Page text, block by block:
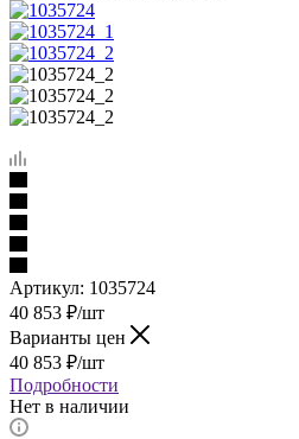
Артикул: 1035724
40 853 ₽/шт
Варианты цен
40 853 ₽/шт
Подробности
Нет в наличии